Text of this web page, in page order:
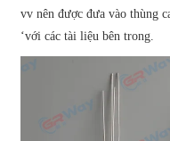
vv nên được đưa vào thùng
‘với các tài liệu bên trong.